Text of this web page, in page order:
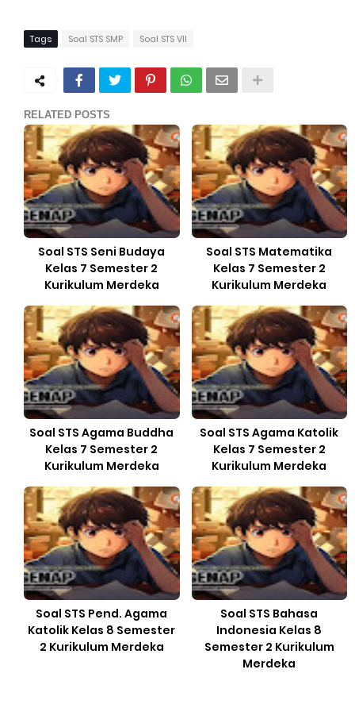
Tags Soal STS SMP Soal STS VII
RELATED POSTS
Soal STS Seni Budaya
Kelas 7 Semester 2
Kurikulum Merdeka
Soal STS Matematika
Kelas 7 Semester 2
Kurikulum Merdeka
Soal STS Agama Buddha
Kelas 7 Semester 2
Kurikulum Merdeka
Soal STS Agama Katolik
Kelas 7 Semester 2
Kurikulum Merdeka
Soal STS Pend. Agama
Katolik Kelas 8 Semester
2 Kurikulum Merdeka
Soal STS Bahasa
Indonesia Kelas 8
Semester 2 Kurikulum
Merdeka